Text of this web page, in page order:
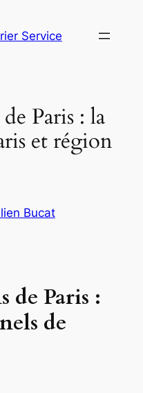
Service
Paris : la
et région
Bucat
de Paris :
de